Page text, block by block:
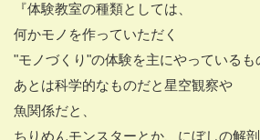
『体験教室の種類としては、
何かモノを作っていただく
"モノづくり"の体験を主にやっているも
あとは科学的なものだと星空観察や
魚関係だと、
ちりめんモンスターとか、にぼしの解剖